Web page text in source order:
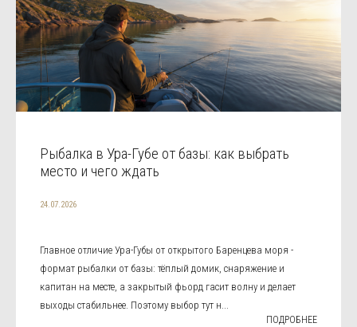
Рыбалка в Ура-Губе от базы: как выбрать
место и чего ждать
24.07.2026
Главное отличие Ура-Губы от открытого Баренцева моря -
формат рыбалки от базы: тёплый домик, снаряжение и
капитан на месте, а закрытый фьорд гасит волну и делает
выходы стабильнее. Поэтому выбор тут н...
ПОДРОБНЕЕ